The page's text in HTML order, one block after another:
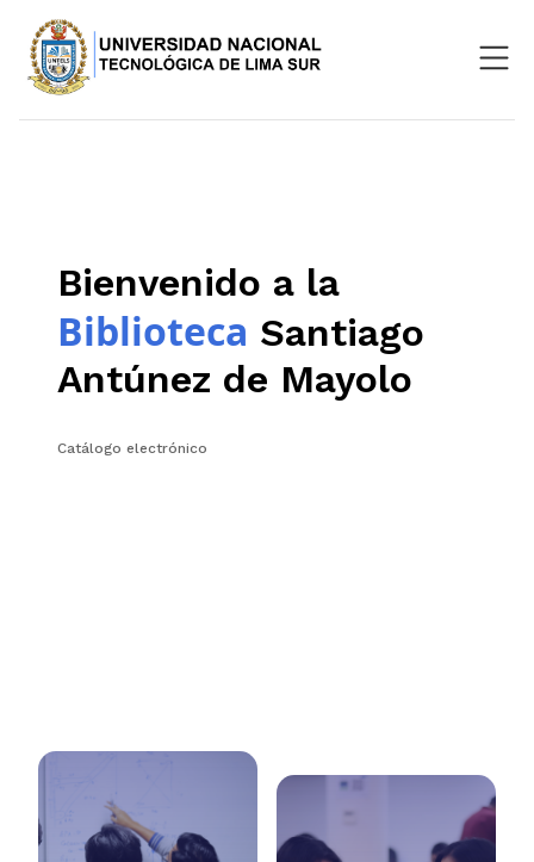
Aula Virtual
Bienvenido a la
Biblioteca Santiago
Antúnez de Mayolo
Catálogo electrónico